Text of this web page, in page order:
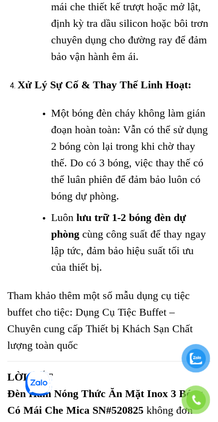
mái che thiết kế trượt hoặc mở lật,
định kỳ tra dầu silicon hoặc bôi trơn
chuyên dụng cho đường ray để đảm
bảo vận hành êm ái.
Xử Lý Sự Cố & Thay Thế Linh Hoạt:
Một bóng đèn cháy không làm gián
đoạn hoàn toàn: Vẫn có thể sử dụng
2 bóng còn lại trong khi chờ thay
thế. Do có 3 bóng, việc thay thế có
thể luân phiên để đảm bảo luôn có
bóng dự phòng.
Luôn lưu trữ 1-2 bóng đèn dự
phòngcùng công suất để thay ngay
lập tức, đảm bảo hiệu suất tối ưu
của thiết bị.
Tham khảo thêm một số mẫu dụng cụ tiệc
buffet cho tiệc: Dụng Cụ Tiệc Buffet –
Chuyên cung cấp Thiết bị Khách Sạn Chất
lượng toàn quốc
LỜI KẾT
Đèn Hâm Nóng Thức Ăn Mặt Inox 3 Bóng
Có Mái Che Mica SN#520825 không đơn